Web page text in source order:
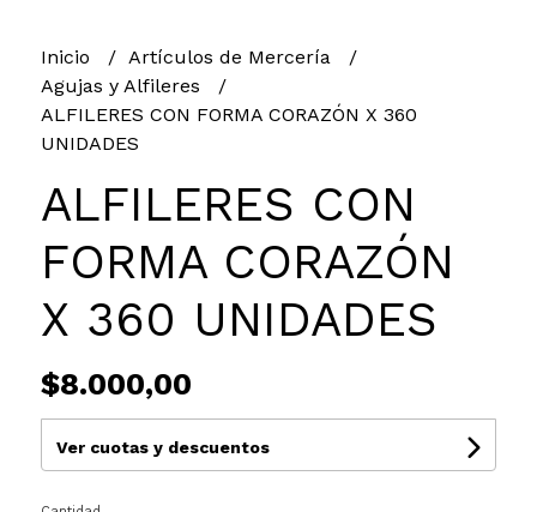
Inicio
Artículos de Mercería
Agujas y Alfileres
ALFILERES CON FORMA CORAZÓN X 360
UNIDADES
ALFILERES CON
FORMA CORAZÓN
X 360 UNIDADES
$8.000,00
Ver cuotas y descuentos